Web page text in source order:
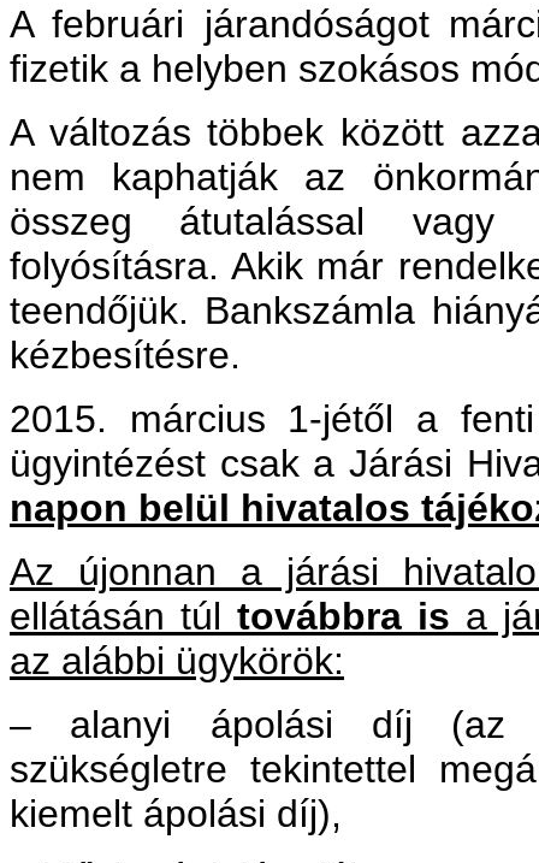
A februári járandóságot
fizetik a helyben szokásos
A változás többek között
nem kaphatják az
összeg átutalással vagy
folyósításra. Akik már
teendőjük. Bankszámla
kézbesítésre.
2015. március 1-jétől a
ügyintézést csak a Járási
napon belül hivatalos
Az újonnan a járási
ellátásán túl továbbra is a
az alábbi ügykörök:
– alanyi ápolási díj (az
szükségletre tekintettel
kiemelt ápolási díj),